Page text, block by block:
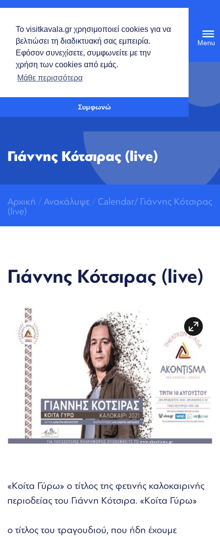
Ανοίξτε τη γραμμή εργαλείων
Το visitkavala.gr χρησιμοποιεί cookies για να
βελτιώσει τη διαδικτυακή σας εμπειρία.
Εφόσον συνεχίσετε, συμφωνείτε με την
χρήση των cookies από εμάς.
Μάθε περισσότερα
Συμφωνώ
Γιάννης Κότσιρας (live)
Αρχική / Ανακάλυψε / Calendar/ Γιάννης Κότσιρας
(live)
Γιάννης Κότσιρας (live)
«Κοίτα Γύρω» ο τίτλος της φετινής καλοκαιρινής
περιοδείας του Γιάννη Κότσιρα. «Κοίτα Γύρω»
ο τίτλος του τραγουδιού, που ήδη έχουμε